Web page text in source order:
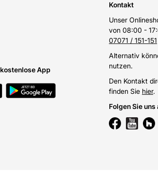
App
Kontakt
Unser
von 08:00 -
07071 / 151-151
Alternativ
nutzen.
Den Kontakt
finden Sie hier.
Folgen Sie uns